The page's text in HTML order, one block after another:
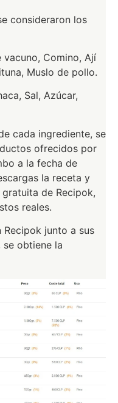
consideraron los
vacuno, Comino, Ají
Muslo de pollo.
Sal, Azúcar,
cada ingrediente, se
ofrecidos por
a la fecha de
la receta y
de Recipok,
reales.
Recipok junto a sus
obtiene la